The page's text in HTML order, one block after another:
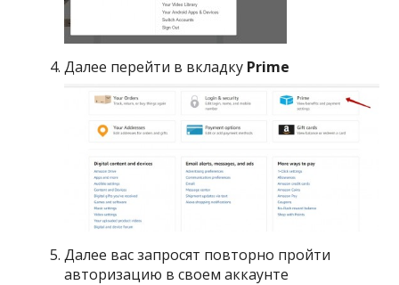
Далее перейти в вкладку Prime
Далее вас запросят повторно пройти
авторизацию в своем аккаунте